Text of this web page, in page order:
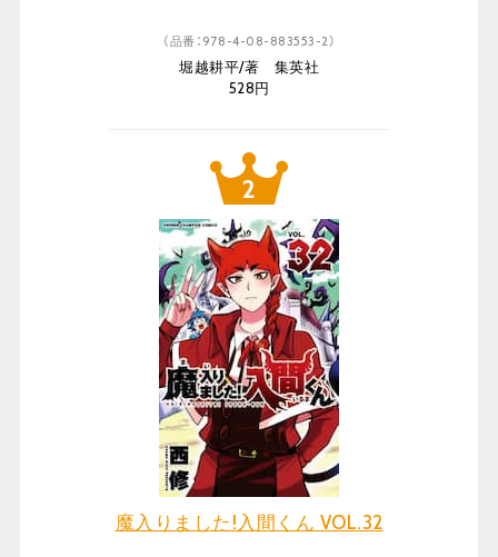
（品番：978-4-08-883553-2）
堀越耕平/著 集英社
528円
魔入りました!入間くん VOL.32